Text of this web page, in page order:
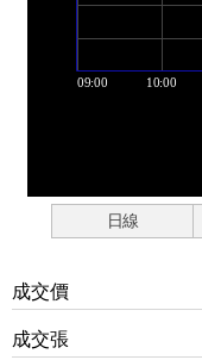
日線
成交價
成交張